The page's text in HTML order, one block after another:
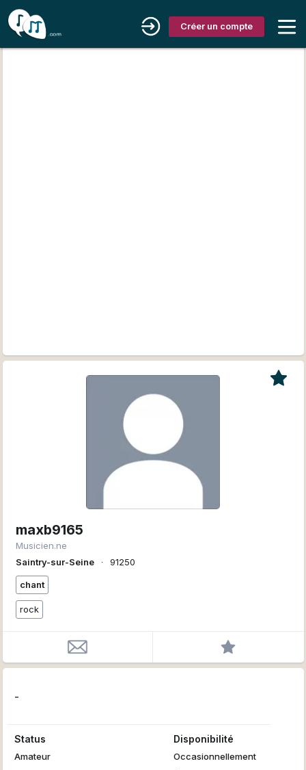
Créer un compte
maxb9165
Musicien.ne
Saintry-sur-Seine
∙ 91250
chant
rock
-
Status
Amateur
Disponibilité
Occasionnellement